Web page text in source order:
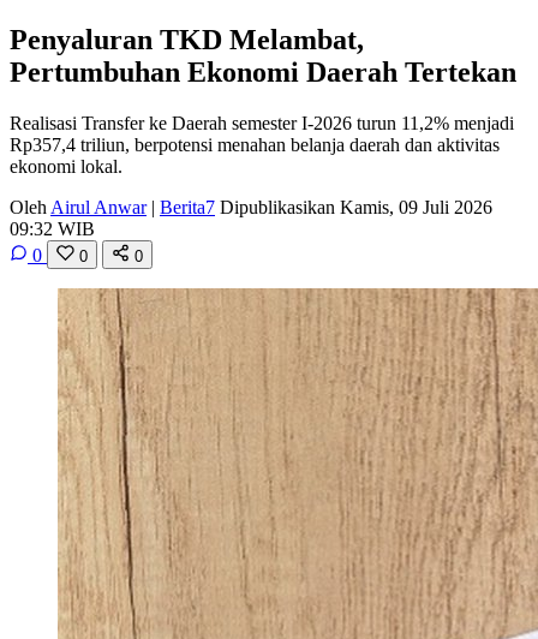
Penyaluran TKD Melambat,
Pertumbuhan Ekonomi Daerah Tertekan
Realisasi Transfer ke Daerah semester I-2026 turun 11,2% menjadi
Rp357,4 triliun, berpotensi menahan belanja daerah dan aktivitas
ekonomi lokal.
Oleh Airul Anwar | Berita7 Dipublikasikan Kamis, 09 Juli 2026
09:32 WIB
0
0 0